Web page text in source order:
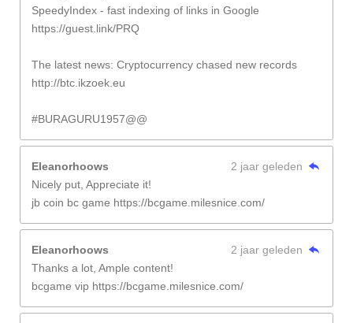
SpeedyIndex - fast indexing of links in Google
https://guest.link/PRQ
The latest news: Cryptocurrency chased new records
http://btc.ikzoek.eu
#BURAGURU1957@@
Eleanorhoows
2 jaar geleden
Nicely put, Appreciate it!
jb coin bc game https://bcgame.milesnice.com/
Eleanorhoows
2 jaar geleden
Thanks a lot, Ample content!
bcgame vip https://bcgame.milesnice.com/